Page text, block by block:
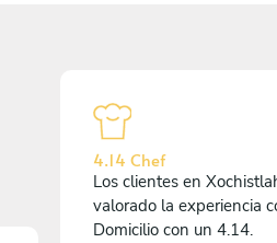
4.14 Chef
Los clientes en
valorado la experiencia
Domicilio con un 4.14.